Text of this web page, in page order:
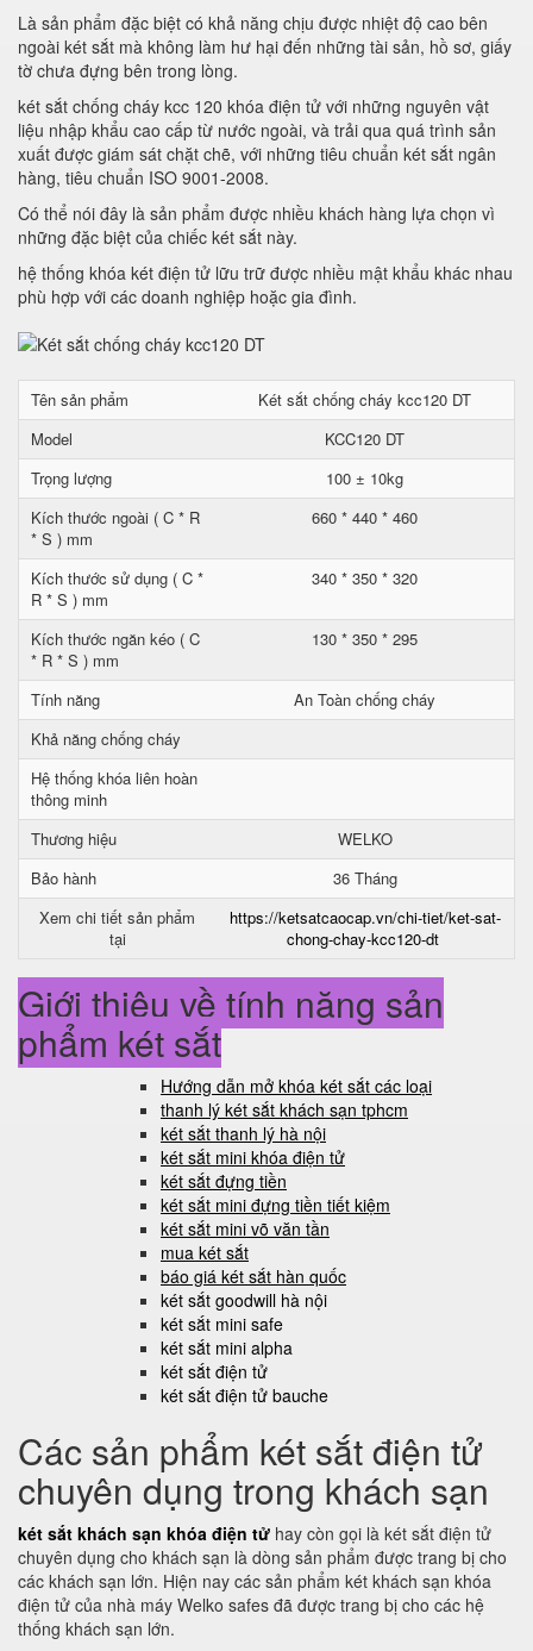
Là sản phẩm đặc biệt có khả năng chịu được nhiệt độ cao bên
ngoài két sắt mà không làm hư hại đến những tài sản, hồ sơ, giấy
tờ chưa đựng bên trong lòng.
két sắt chống cháy kcc 120 khóa điện tử với những nguyên vật
liệu nhập khẩu cao cấp từ nước ngoài, và trải qua quá trình sản
xuất được giám sát chặt chẽ, với những tiêu chuẩn két sắt ngân
hàng, tiêu chuẩn ISO 9001-2008.
Có thể nói đây là sản phẩm được nhiều khách hàng lựa chọn vì
những đặc biệt của chiếc két sắt này.
hệ thống khóa két điện tử lữu trữ được nhiều mật khẩu khác nhau
phù hợp với các doanh nghiệp hoặc gia đình.
Tên sản phẩm
Két sắt chống cháy kcc120 DT
Model
KCC120 DT
Trọng lượng
100 ± 10kg
Kích thước ngoài ( C * R
* S ) mm
660 * 440 * 460
Kích thước sử dụng ( C *
R * S ) mm
340 * 350 * 320
Kích thước ngăn kéo ( C
* R * S ) mm
130 * 350 * 295
Tính năng
An Toàn chống cháy
Khả năng chống cháy
Hệ thống khóa liên hoàn
thông minh
Thương hiệu
WELKO
Bảo hành
36 Tháng
Xem chi tiết sản phẩm
tại
https://ketsatcaocap.vn/chi-tiet/ket-sat-
chong-chay-kcc120-dt
Giới thiệu về tính năng sản
phẩm két sắt
Hướng dẫn mở khóa két sắt các loại
thanh lý két sắt khách sạn tphcm
két sắt thanh lý hà nội
két sắt mini khóa điện tử
két sắt đựng tiền
két sắt mini đựng tiền tiết kiệm
két sắt mini võ văn tần
mua két sắt
báo giá két sắt hàn quốc
két sắt goodwill hà nội
két sắt mini safe
két sắt mini alpha
két sắt điện tử
két sắt điện tử bauche
Các sản phẩm két sắt điện tử
chuyên dụng trong khách sạn
két sắt khách sạn khóa điện tử hay còn gọi là két sắt điện tử
chuyên dụng cho khách sạn là dòng sản phẩm được trang bị cho
các khách sạn lớn. Hiện nay các sản phẩm két khách sạn khóa
điện tử của nhà máy Welko safes đã được trang bị cho các hệ
thống khách sạn lớn.